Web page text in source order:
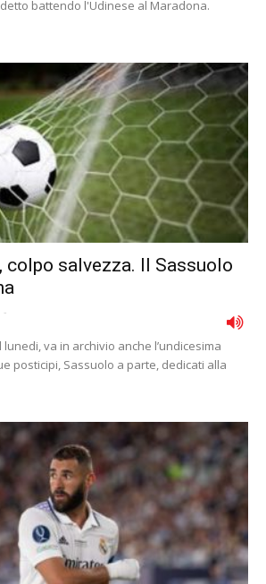
battendo l'Udinese al Maradona.
colpo salvezza. Il Sassuolo
-
va in archivio anche l’undicesima
posticipi, Sassuolo a parte, dedicati alla